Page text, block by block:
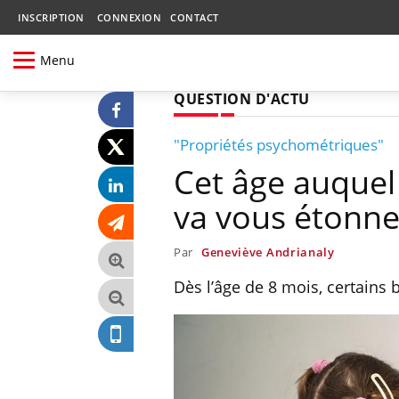
INSCRIPTION CONNEXION CONTACT
Menu
QUESTION D'ACTU
"Propriétés psychométriques"
Cet âge
va vous
Par Geneviève Andrianaly
Dès l’âge de 8 mois,